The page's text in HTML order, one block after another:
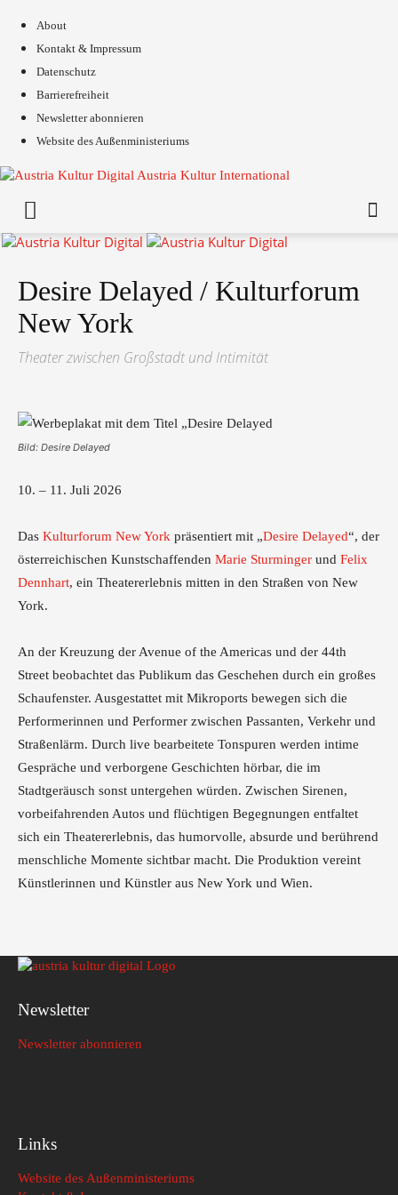
About
Kontakt & Impressum
Datenschutz
Barrierefreiheit
Newsletter abonnieren
Website des Außenministeriums
Austria Kultur International
Desire Delayed / Kulturforum
New York
Theater zwischen Großstadt und Intimität
Bild: Desire Delayed
10. – 11. Juli 2026
Das Kulturforum New York präsentiert mit „Desire Delayed“, der
österreichischen Kunstschaffenden Marie Sturminger und Felix
Dennhart, ein Theatererlebnis mitten in den Straßen von New
York.
An der Kreuzung der Avenue of the Americas und der 44th
Street beobachtet das Publikum das Geschehen durch ein großes
Schaufenster. Ausgestattet mit Mikroports bewegen sich die
Performerinnen und Performer zwischen Passanten, Verkehr und
Straßenlärm. Durch live bearbeitete Tonspuren werden intime
Gespräche und verborgene Geschichten hörbar, die im
Stadtgeräusch sonst untergehen würden. Zwischen Sirenen,
vorbeifahrenden Autos und flüchtigen Begegnungen entfaltet
sich ein Theatererlebnis, das humorvolle, absurde und berührend
menschliche Momente sichtbar macht. Die Produktion vereint
Künstlerinnen und Künstler aus New York und Wien.
Newsletter
Newsletter abonnieren
Links
Website des Außenministeriums